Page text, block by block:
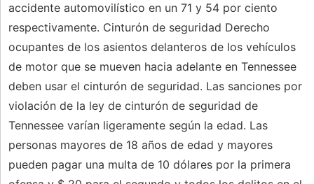
accidente automovilístico en un 71 y 54 por ciento
respectivamente. Cinturón de seguridad Derecho
ocupantes de los asientos delanteros de los vehículos
de motor que se mueven hacia adelante en Tennessee
deben usar el cinturón de seguridad. Las sanciones por
violación de la ley de cinturón de seguridad de
Tennessee varían ligeramente según la edad. Las
personas mayores de 18 años de edad y mayores
pueden pagar una multa de 10 dólares por la primera